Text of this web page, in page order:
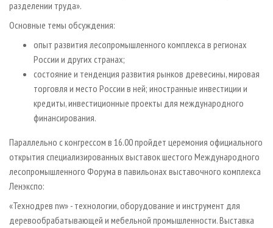
разделении труда».
Основные темы обсуждения:
опыт развития лесопромышленного комплекса в регионах
России и других странах;
состояние и тенденция развития рынков древесины, мировая
торговля и место России в ней; иностранные инвестиции и
кредиты, инвестиционные проекты для международного
финансирования.
Параллельно с конгрессом в 16.00 пройдет церемония официального
открытия специализированных выставок шестого Международного
лесопромышленного Форума в павильонах выставочного комплекса
Ленэкспо:
«Технодрев nw» - технологии, оборудование и инструмент для
деревообрабатывающей и мебельной промышленности. Выставка